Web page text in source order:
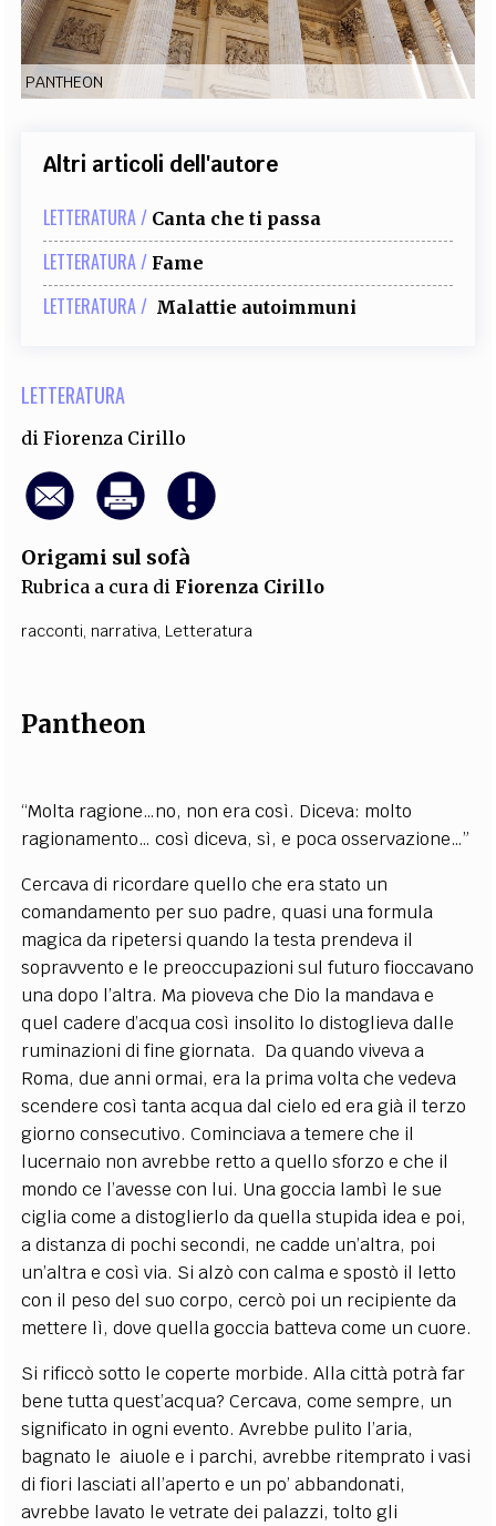
EXTRA
CODICI RUBRICHE LIBRI PROCEEDINGS PUBBLICITÀ CONTATTI
PANTHEON
Altri articoli dell'autore
LETTERATURA / Canta che ti passa
LETTERATURA / Fame
LETTERATURA / Malattie autoimmuni
LETTERATURA
diFiorenza Cirillo
Origami sul sofà
Rubrica a cura di Fiorenza Cirillo
racconti, narrativa, Letteratura
Pantheon
“Molta ragione…no, non era così. Diceva: molto
ragionamento… così diceva, sì, e poca osservazione…”
Cercava di ricordare quello che era stato un
comandamento per suo padre, quasi una formula
magica da ripetersi quando la testa prendeva il
sopravvento e le preoccupazioni sul futuro fioccavano
una dopo l’altra. Ma pioveva che Dio la mandava e
quel cadere d’acqua così insolito lo distoglieva dalle
ruminazioni di fine giornata. Da quando viveva a
Roma, due anni ormai, era la prima volta che vedeva
scendere così tanta acqua dal cielo ed era già il terzo
giorno consecutivo. Cominciava a temere che il
lucernaio non avrebbe retto a quello sforzo e che il
mondo ce l’avesse con lui. Una goccia lambì le sue
ciglia come a distoglierlo da quella stupida idea e poi,
a distanza di pochi secondi, ne cadde un’altra, poi
un’altra e così via. Si alzò con calma e spostò il letto
con il peso del suo corpo, cercò poi un recipiente da
mettere lì, dove quella goccia batteva come un cuore.
Si rificcò sotto le coperte morbide. Alla città potrà far
bene tutta quest’acqua? Cercava, come sempre, un
significato in ogni evento. Avrebbe pulito l’aria,
bagnato le aiuole e i parchi, avrebbe ritemprato i vasi
di fiori lasciati all’aperto e un po’ abbandonati,
avrebbe lavato le vetrate dei palazzi, tolto gli